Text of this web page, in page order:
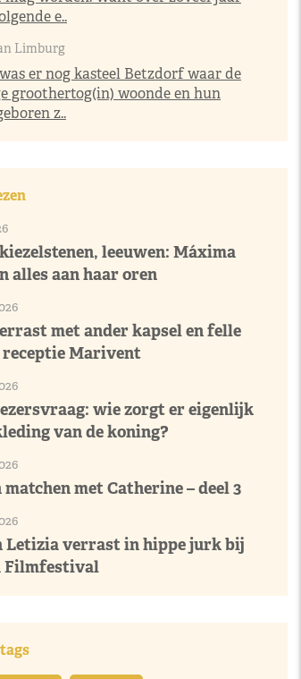
e..
Limburg
er nog kasteel Betzdorf waar de
groothertog(in) woonde en hun
z..
leeuwen: Máxima
alles aan haar oren
met ander kapsel en felle
Marivent
wie zorgt er eigenlijk
van de koning?
met Catherine – deel 3
Letizia verrast in hippe jurk bij
Filmfestival